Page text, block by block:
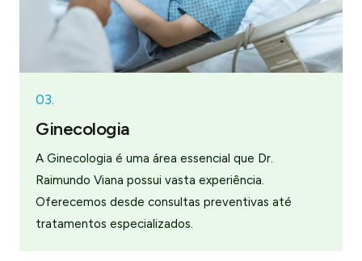
03.
Ginecologia
A Ginecologia é uma área essencial que Dr.
Raimundo Viana possui vasta experiência.
Oferecemos desde consultas preventivas até
tratamentos especializados.